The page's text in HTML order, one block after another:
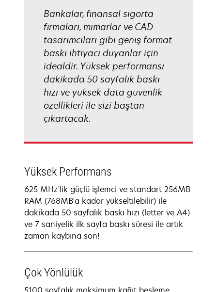
Bankalar, finansal sigorta
firmaları, mimarlar ve CAD
tasarımcıları gibi geniş format
baskı ihtiyacı duyanlar için
idealdir. Yüksek performansı
dakikada 50 sayfalık baskı
hızı ve yüksek data güvenlik
özellikleri ile sizi baştan
çıkartacak.
Yüksek Performans
625 MHz'lik güçlü işlemci ve standart 256MB
RAM (768MB'a kadar yükseltilebilir) ile
dakikada 50 sayfalık baskı hızı (letter ve A4)
ve 7 saniyelik ilk sayfa baskı süresi ile artık
zaman kaybına son!
Çok Yönlülük